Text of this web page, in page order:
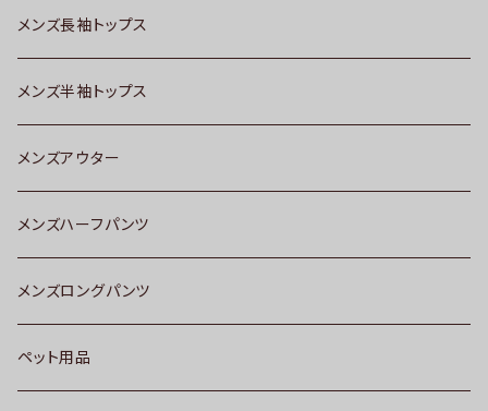
メンズ長袖トップス
メンズ半袖トップス
メンズアウター
メンズハーフパンツ
メンズロングパンツ
ペット用品